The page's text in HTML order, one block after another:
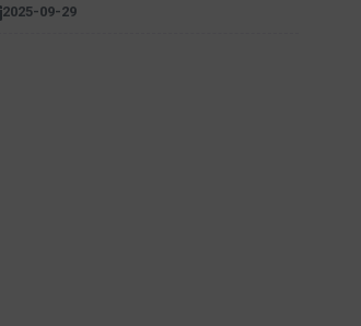
2025-09-29